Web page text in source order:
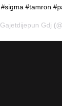
#tamron
Gajetdijepun Gdj